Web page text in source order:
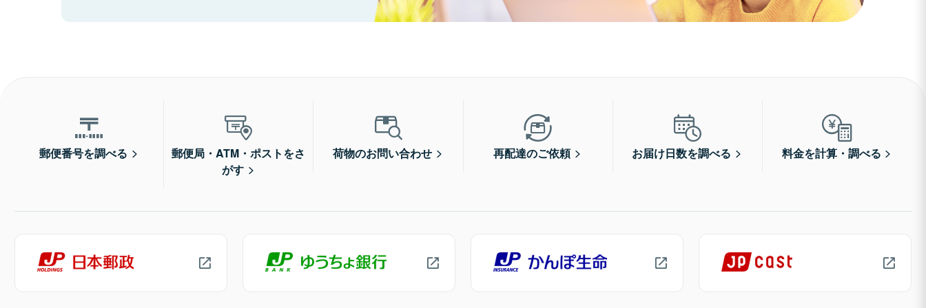
郵便番号を調べる
郵便局・ATM・ポストをさ
がす
荷物のお問い合わせ 再配達のご依頼 お届け日数を調べる 料金を計算・調べる